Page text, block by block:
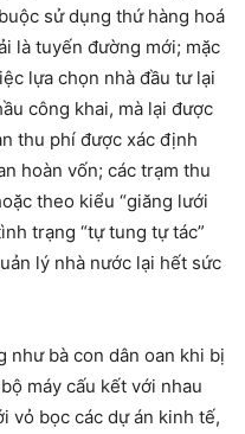
sử dụng thứ hàng hoá
là tuyến đường mới; mặc
lựa chọn nhà đầu tư lại
công khai, mà lại được
thu phí được xác định
hoàn vốn; các trạm thu
theo kiểu “giăng lưới
trạng “tự tung tự tác”
lý nhà nước lại hết sức
như bà con dân oan khi bị
máy cấu kết với nhau
vỏ bọc các dự án kinh tế,